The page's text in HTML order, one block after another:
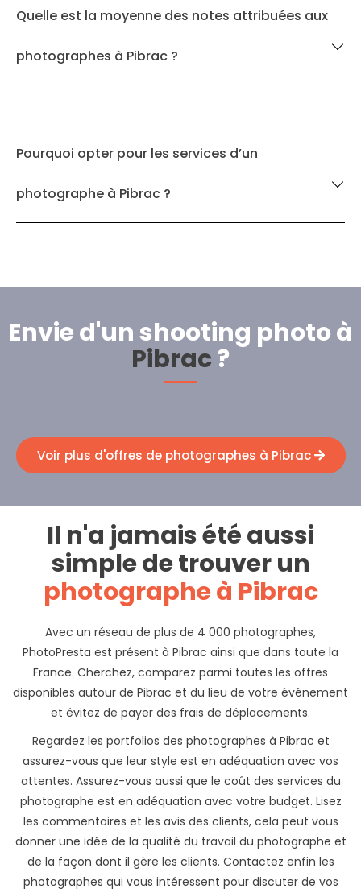
Quelle est la moyenne des notes attribuées aux
photographes à Pibrac ?
Pourquoi opter pour les services d’un
photographe à Pibrac ?
Envie d'un shooting photo à
Pibrac?
Voir plus d'offres de photographes à Pibrac
Il n'a jamais été aussi
simple de trouver un
photographe à Pibrac
Avec un réseau de plus de 4 000 photographes,
PhotoPresta est présent à Pibrac ainsi que dans toute la
France. Cherchez, comparez parmi toutes les offres
disponibles autour de Pibrac et du lieu de votre événement
et évitez de payer des frais de déplacements.
Regardez les portfolios des photographes à Pibrac et
assurez-vous que leur style est en adéquation avec vos
attentes. Assurez-vous aussi que le coût des services du
photographe est en adéquation avec votre budget. Lisez
les commentaires et les avis des clients, cela peut vous
donner une idée de la qualité du travail du photographe et
de la façon dont il gère les clients. Contactez enfin les
photographes qui vous intéressent pour discuter de vos